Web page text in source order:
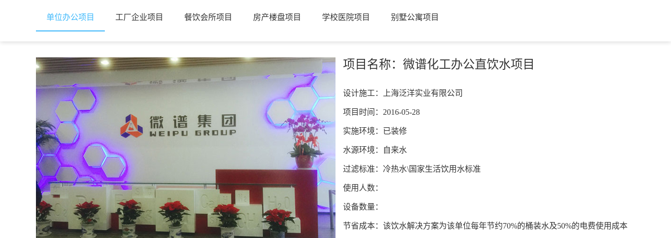
单位办公项目 工厂企业项目 餐饮会所项目 房产楼盘项目 学校医院项目 别墅公寓项目
项目名称：微谱化工办公直饮水项目
设计施工：上海泛洋实业有限公司
项目时间：2016-05-28
实施环境：已装修
水源环境：自来水
过滤标准：冷热水\国家生活饮用水标准
使用人数：
设备数量：
节省成本：该饮水解决方案为该单位每年节约70%的桶装水及50%的电费使用成本